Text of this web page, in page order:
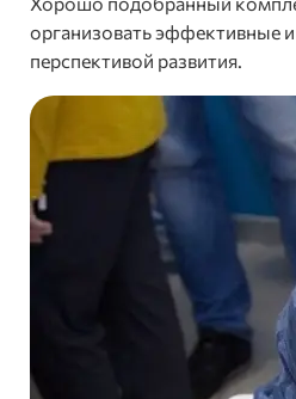
организовать эффективные
перспективой развития.